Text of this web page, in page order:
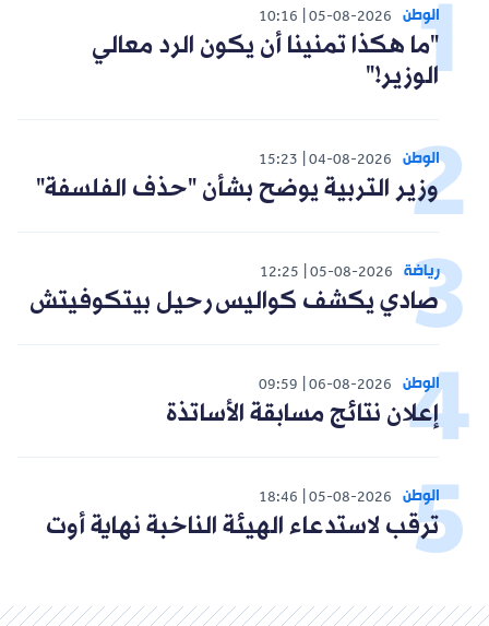
الوطن 05-08-2026
10:16
"ما هكذا تمنينا أن يكون الرد معالي
الوزير!"
الوطن 04-08-2026
15:23
وزير التربية يوضح بشأن "حذف الفلسفة"
رياضة 05-08-2026
12:25
صادي يكشف كواليس رحيل بيتكوفيتش
الوطن 06-08-2026
09:59
إعلان نتائج مسابقة الأساتذة
الوطن 05-08-2026
18:46
ترقب لاستدعاء الهيئة الناخبة نهاية أوت